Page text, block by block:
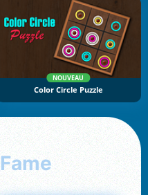
NOUVEAU
Color Circle Puzzle
Fame